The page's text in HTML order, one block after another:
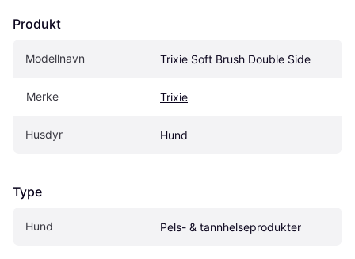
Produkt
Modellnavn Trixie Soft Brush Double Side
Merke Trixie
Husdyr Hund
Type
Hund Pels- & tannhelseprodukter